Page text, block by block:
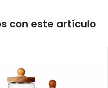
con este artículo